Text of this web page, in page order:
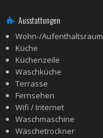
Ausstattungen
Wohn-/Aufenthaltsraum
Küche
Küchenzeile
Waschküche
Terrasse
Fernsehen
Wifi / Internet
Waschmaschine
Wäschetrockner